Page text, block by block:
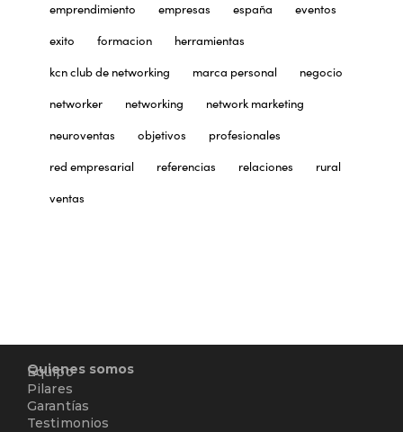
emprendimiento
empresas españa
eventos
exito
formacion
herramientas
kcn club de networking
marca personal
negocio
networker
networking
network marketing
neuroventas
objetivos
profesionales
red empresarial
referencias relaciones
rural
ventas
Quienes somos
Equipo
Pilares
Garantías
Testimonios